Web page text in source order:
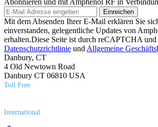
Abonnieren und mit Amphenol RF in
Einreichen
Mit dem Absenden Ihrer E-Mail erklären Sie
einverstanden, gelegentliche Updates von
erhalten.Diese Seite ist durch reCAPTCHA und
Datenschutzrichtlinie und Allgemeine
Danbury, CT
4 Old Newtown Road
Danbury CT 06810 USA
Toll Free
International